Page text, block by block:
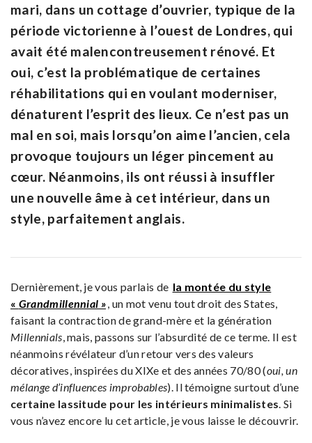
mari, dans un cottage d’ouvrier, typique de la
période victorienne à l’ouest de Londres, qui
avait été malencontreusement rénové. Et
oui, c’est la problématique de certaines
réhabilitations qui en voulant moderniser,
dénaturent l’esprit des lieux. Ce n’est pas un
mal en soi, mais lorsqu’on aime l’ancien, cela
provoque toujours un léger pincement au
cœur. Néanmoins, ils ont réussi à insuffler
une nouvelle âme à cet intérieur, dans un
style, parfaitement anglais.
Dernièrement, je vous parlais de la montée du style
« Grandmillennial », un mot venu tout droit des States,
faisant la contraction de grand-mère et la génération
Millennials, mais, passons sur l’absurdité de ce terme. Il est
néanmoins révélateur d’un retour vers des valeurs
décoratives, inspirées du XIXe et des années 70/80 (oui, un
mélange d’influences improbables). Il témoigne surtout d’une
certaine lassitude pour les intérieurs minimalistes. Si
vous n’avez encore lu cet article, je vous laisse le découvrir.